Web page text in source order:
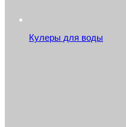
Кулеры для воды